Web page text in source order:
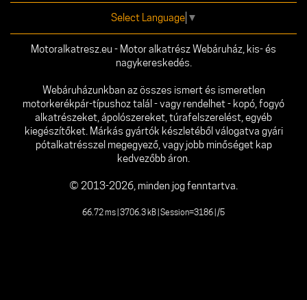
Select Language ▼
Motoralkatresz.eu - Motor alkatrész Webáruház, kis- és
nagykereskedés.
Webáruházunkban az összes ismert és ismeretlen
motorkerékpár-típushoz talál - vagy rendelhet - kopó, fogyó
alkatrészeket, ápolószereket, túrafelszerelést, egyéb
kiegészítőket. Márkás gyártók készletéből válogatva gyári
pótalkatrésszel megegyező, vagy jobb minőséget kap
kedvezőbb áron.
© 2013-2026, minden jog fenntartva.
66.72 ms | 3706.3 kB | Session=3186 | /5